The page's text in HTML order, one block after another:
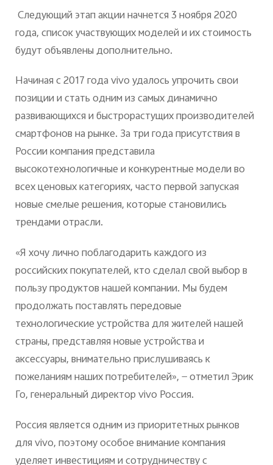
Следующий этап акции начнется 3 ноября 2020
года, список участвующих моделей и их стоимость
будут объявлены дополнительно.
Начинаяc2017 годаvivoудалось упрочить свои
позиции и стать одним из самых динамично
развивающихся и быстрорастущих производителей
смартфонов на рынке. За три года присутствия в
России компания представила
высокотехнологичные и конкурентные модели во
всех ценовых категориях, часто первой запуская
новые смелые решения, которые становились
трендами отрасли.
«Я хочу лично поблагодарить каждого из
российских покупателей, кто сделал свой выбор в
пользу продуктов нашей компании. Мы будем
продолжать поставлять передовые
технологические устройства для жителей нашей
страны, представляя новые устройства и
аксессуары, внимательно прислушиваясь к
пожеланиям наших потребителей», — отметил Эрик
Го, генеральный директор vivo Россия.
Россия является одним из приоритетных рынков
дляvivo, поэтому особое внимание компания
уделяет инвестициям и сотрудничеству с